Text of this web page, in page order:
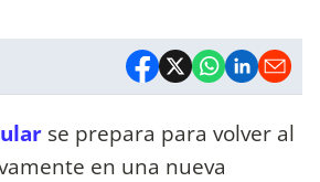
se prepara para volver al
en una nueva